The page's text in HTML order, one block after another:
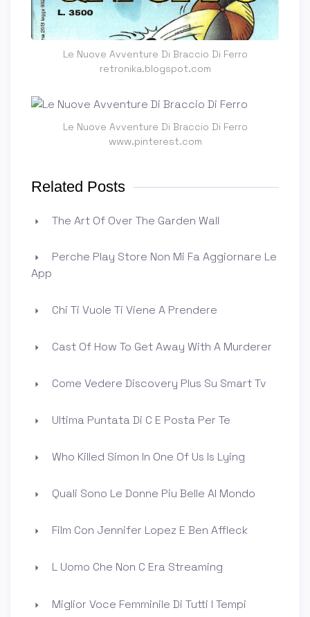
Le Nuove Avventure Di Braccio Di Ferro
retronika.blogspot.com
Le Nuove Avventure Di Braccio Di Ferro
www.pinterest.com
Related Posts
The Art Of Over The Garden Wall
Perche Play Store Non Mi Fa Aggiornare Le
App
Chi Ti Vuole Ti Viene A Prendere
Cast Of How To Get Away With A Murderer
Come Vedere Discovery Plus Su Smart Tv
Ultima Puntata Di C E Posta Per Te
Who Killed Simon In One Of Us Is Lying
Quali Sono Le Donne Piu Belle Al Mondo
Film Con Jennifer Lopez E Ben Affleck
L Uomo Che Non C Era Streaming
Miglior Voce Femminile Di Tutti I Tempi